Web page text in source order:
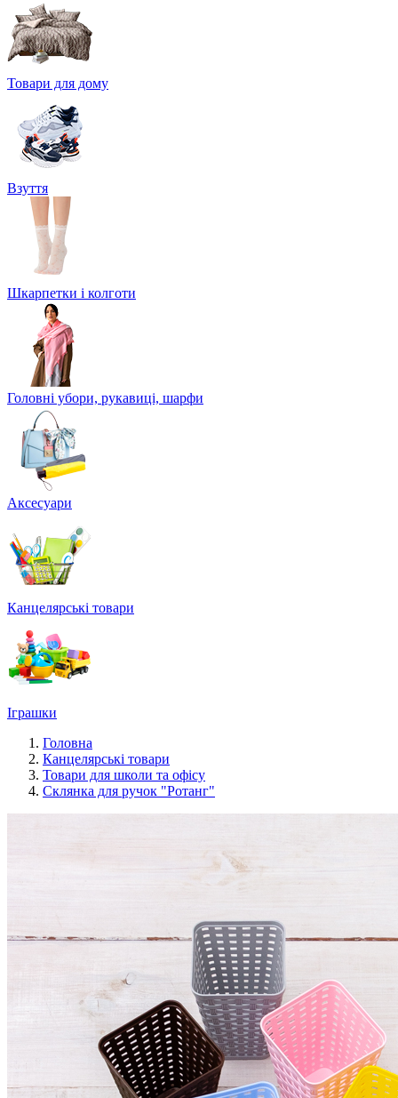
Товари для дому
Взуття
Шкарпетки і колготи
Головні убори, рукавиці, шарфи
Аксесуари
Канцелярські товари
Іграшки
Головна
Канцелярські товари
Товари для школи та офісу
Склянка для ручок "Ротанг"